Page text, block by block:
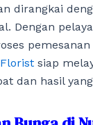
dirangkai
Dengan
siap
dan hasil